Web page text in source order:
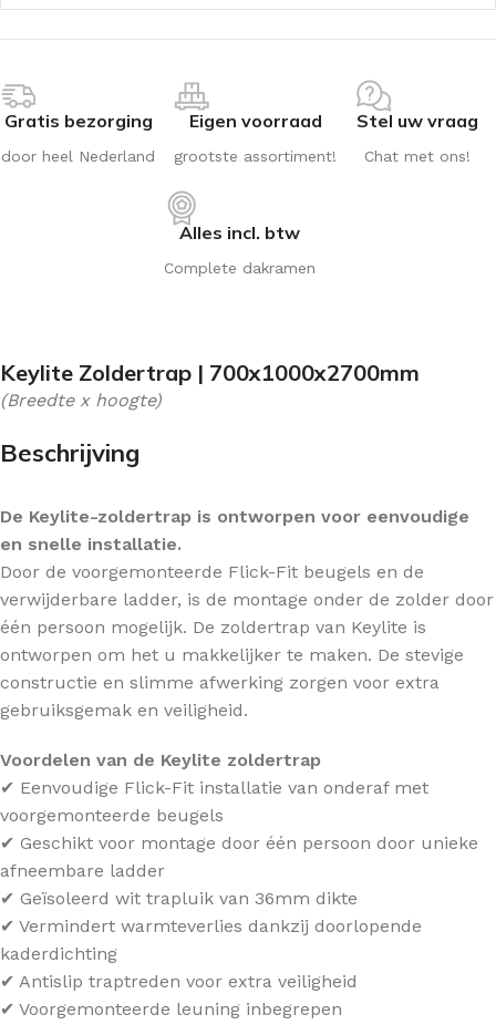
Gratis bezorging
door heel Nederland
Eigen voorraad
grootste assortiment!
Stel uw vraag
Chat met ons!
Alles incl. btw
Complete dakramen
Keylite Zoldertrap | 700x1000x2700mm
(Breedte x hoogte)
Beschrijving
De Keylite-zoldertrap is ontworpen voor eenvoudige
en snelle installatie.
Door de voorgemonteerde Flick-Fit beugels en de
verwijderbare ladder, is de montage onder de zolder door
één persoon mogelijk. De zoldertrap van Keylite is
ontworpen om het u makkelijker te maken. De stevige
constructie en slimme afwerking zorgen voor extra
gebruiksgemak en veiligheid.
Voordelen van de Keylite zoldertrap
✔ Eenvoudige Flick-Fit installatie van onderaf met
voorgemonteerde beugels
✔ Geschikt voor montage door één persoon door unieke
afneembare ladder
✔ Geïsoleerd wit trapluik van 36mm dikte
✔ Vermindert warmteverlies dankzij doorlopende
kaderdichting
✔ Antislip traptreden voor extra veiligheid
✔ Voorgemonteerde leuning inbegrepen